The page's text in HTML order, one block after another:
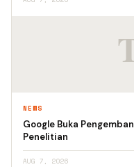
NEWS
Google Buka
Penelitian
AUG 7, 2026